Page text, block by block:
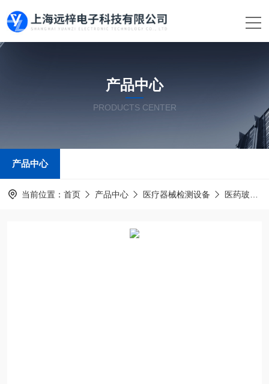
产品中心
PRODUCTS CENTER
产品中心
当前位置： 首页 产品中心 医疗器械检测设备 医药玻璃瓶容器测试仪